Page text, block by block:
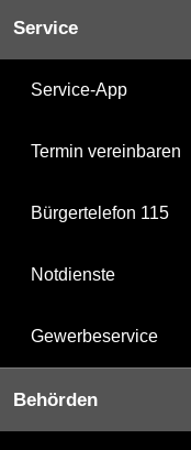
Service
Service-App
Termin vereinbaren
Bürgertelefon 115
Notdienste
Gewerbeservice
Behörden